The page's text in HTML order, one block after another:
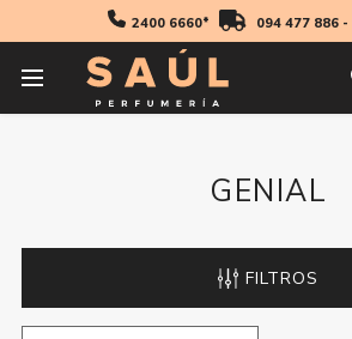
2400 6660* 094 477 886-
Inicio
GENIAL
FILTROS